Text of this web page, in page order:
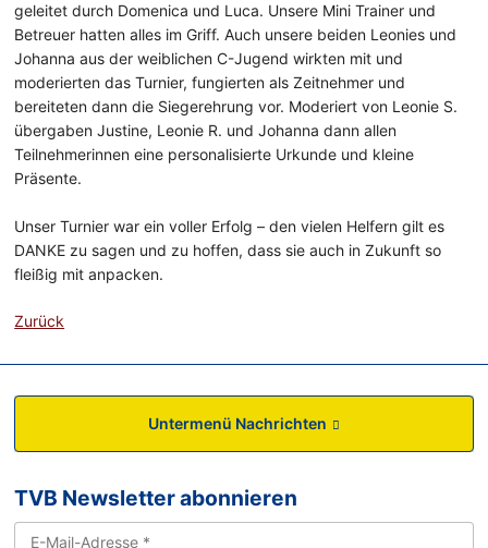
geleitet durch Domenica und Luca. Unsere Mini Trainer und
Betreuer hatten alles im Griff. Auch unsere beiden Leonies und
Johanna aus der weiblichen C-Jugend wirkten mit und
moderierten das Turnier, fungierten als Zeitnehmer und
bereiteten dann die Siegerehrung vor. Moderiert von Leonie S.
übergaben Justine, Leonie R. und Johanna dann allen
Teilnehmerinnen eine personalisierte Urkunde und kleine
Präsente.
Unser Turnier war ein voller Erfolg – den vielen Helfern gilt es
DANKE zu sagen und zu hoffen, dass sie auch in Zukunft so
fleißig mit anpacken.
Zurück
Untermenü Nachrichten
TVB Newsletter abonnieren